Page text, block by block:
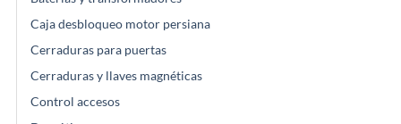
Caja desbloqueo motor persiana
Cerraduras para puertas
Cerraduras y llaves magnéticas
Control accesos